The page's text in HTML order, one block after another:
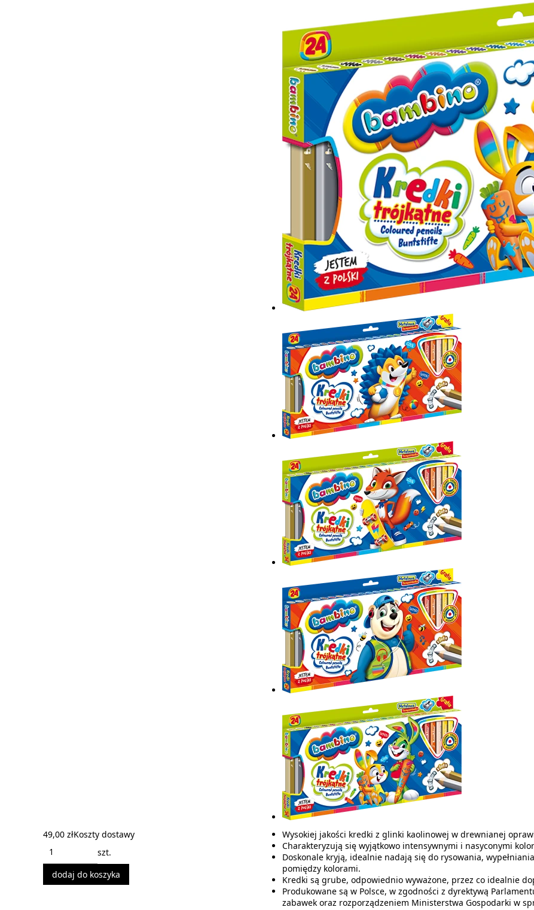
49,00 złKoszty dostawy
szt.
dodaj do koszyka
Wysokiej jakości kredki z glinki kaolinowej w drewnianej
Charakteryzują się wyjątkowo intensywnymi i nasyconymi
Doskonale kryją, idealnie nadają się do rysowania,
pomiędzy kolorami.
Kredki są grube, odpowiednio wyważone, przez co idealnie
Produkowane są w Polsce, w zgodności z dyrektywą
zabawek oraz rozporządzeniem Ministerstwa Gospodarki w